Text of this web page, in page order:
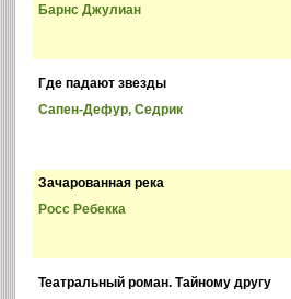
Барнс Джулиан
Где падают звезды
Сапен-Дефур, Седрик
Зачарованная река
Росс Ребекка
Театральный роман. Тайному другу